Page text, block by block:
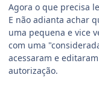
Agora o que precisa
E não adianta achar
uma pequena e vice
com uma
acessaram e
autorização.